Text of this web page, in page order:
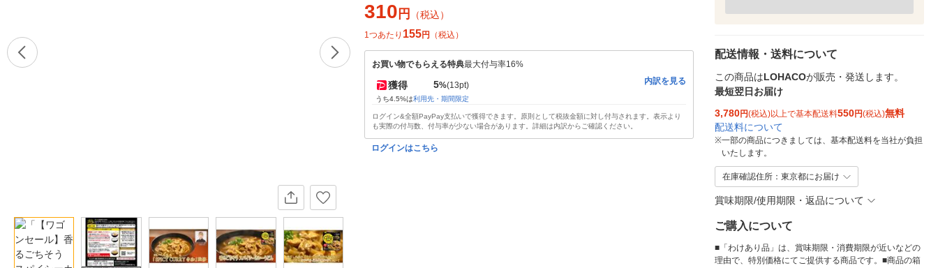
310 円 （税込）
1つあたり 155円 （税込）
お買い物でもらえる特典最大付与率16%
獲得 5%(13pt)
うち4.5%は利用先・期間限定
内訳を見る
ログイン&全額PayPay支払いで獲得できます。原則として税抜金額に対し付与されます。表示より
も実際の付与数、付与率が少ない場合があります。詳細は内訳からご確認ください。
ログインはこちら
配送情報・送料について
この商品はLOHACOが販売・発送します。
最短翌日お届け
3,780円(税込)以上で基本配送料550円(税込)無料
配送料について
※一部の商品につきましては、基本配送料を当社が負担
いたします。
在庫確認住所：東京都にお届け
賞味期限/使用期限・返品について
ご購入について
■「わけあり品」は、賞味期限・消費期限が近いなどの
理由で、特別価格にてご提供する商品です。■商品の箱